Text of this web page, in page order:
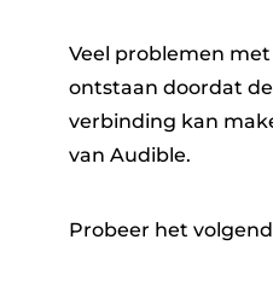
Veel problemen
ontstaan ​​doordat
verbinding kan
van Audible.
Probeer het